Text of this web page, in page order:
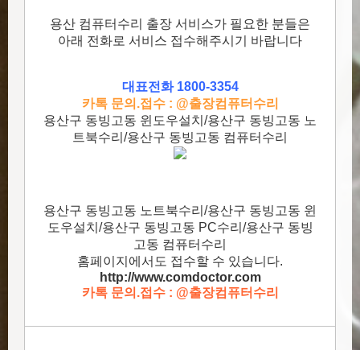
용산 컴퓨터수리 출장 서비스가 필요한 분들은
아래 전화로 서비스 접수해주시기 바랍니다
대표전화 1800-3354
카톡 문의.접수 : @출장컴퓨터수리
용산구 동빙고동 윈도우설치/용산구 동빙고동 노
트북수리/용산구 동빙고동 컴퓨터수리
용산구 동빙고동 노트북수리/용산구 동빙고동 윈
도우설치/용산구 동빙고동 PC수리/용산구 동빙
고동 컴퓨터수리
홈페이지에서도 접수할 수 있습니다.
http://www.comdoctor.com
카톡 문의.접수 : @출장컴퓨터수리